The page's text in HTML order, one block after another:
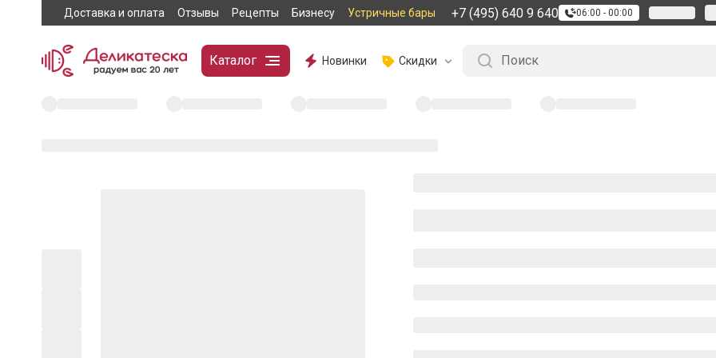
Доставка и оплата Отзывы Рецепты Бизнесу Устричные бары +7 (495) 640 9 640 06:00 - 00:00
Каталог Новинки Скидки